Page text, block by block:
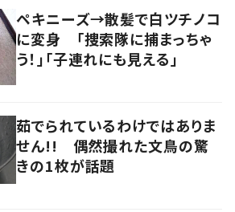
ペキニーズ→散髪で白ツチノコ
に変身 「捜索隊に捕まっちゃ
う！」「子連れにも見える」
茹でられているわけではありま
せん!! 偶然撮れた文鳥の驚
きの1枚が話題